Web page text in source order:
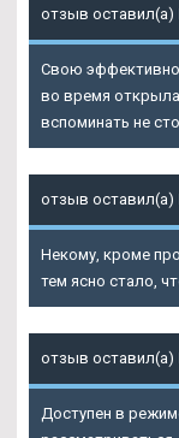
отзыв оставил(а)
Свою
во время
вспоминать не
отзыв оставил(а)
Некому, кроме
тем ясно стало,
отзыв оставил(а)
Доступен в